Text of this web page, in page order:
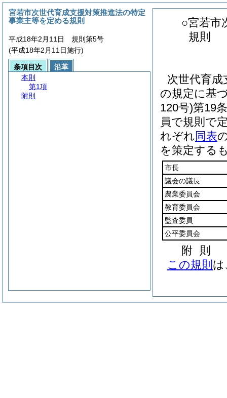
○宮若市
規則
次世代育成
の規定に基
120号)第19
員で規則で
れぞれ同表
を策定する
市長
議会の議長
農業委員会
教育委員会
監査委員
公平委員会
附 則
この規則 は
宮若市次世代育成支援対策推進法の特定
事業主等を定める規則
平成18年2月11日 規則第5号
(平成18年2月11日施行)
条項目次
沿革
本則
第1項
附則